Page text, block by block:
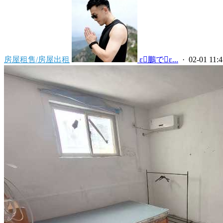
房屋租售/房屋出租  ε鵬でε... · 02-01